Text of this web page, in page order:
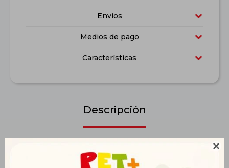

Envíos
Medios de pago
Características
Descripción
grandes, donde la madre queda imposibilitada de amamantar